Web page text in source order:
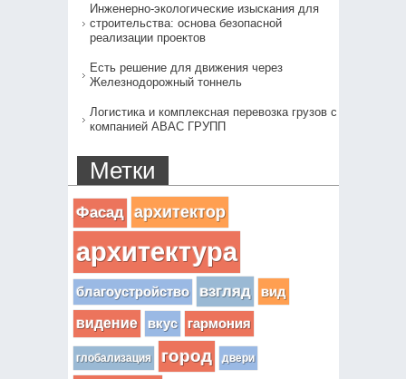
Инженерно-экологические изыскания для
строительства: основа безопасной
реализации проектов
Есть решение для движения через
Железнодорожный тоннель
Логистика и комплексная перевозка грузов с
компанией АВАС ГРУПП
Метки
Фасад архитектор
архитектура
благоустройство взгляд вид
видение вкус гармония
глобализация город двери